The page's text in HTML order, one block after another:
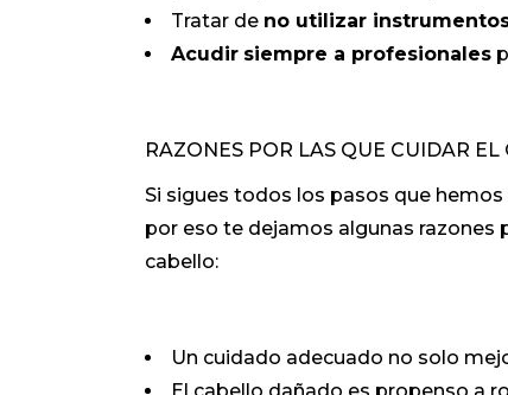
Tratar de no utilizar
Acudir siempre a profesionales
RAZONES POR LAS QUE CUIDAR EL
Si sigues todos los pasos que
por eso te dejamos algunas razones
cabello:
Un cuidado adecuado no solo